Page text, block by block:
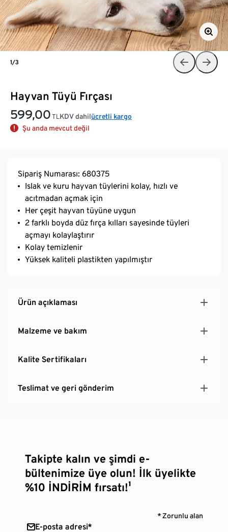
Hayvan Tüyü Fırçası
599,00 TL KDV dahilücretli kargo
Şu anda mevcut değil
1/3
Sipariş Numarası: 680375
Islak ve kuru hayvan tüylerini kolay, hızlı ve
acıtmadan açmak için
Her çeşit hayvan tüyüne uygun
2 farklı boyda düz fırça kılları sayesinde tüyleri
açmayı kolaylaştırır
Kolay temizlenir
Yüksek kaliteli plastikten yapılmıştır
Ürün açıklaması
Malzeme ve bakım
Kalite Sertifikaları
Teslimat ve geri gönderim
Takipte kalın ve şimdi e-
bültenimize üye olun! İlk üyelikte
%10 İNDİRİM fırsatı!¹
* Zorunlu alan
E-posta adresi*